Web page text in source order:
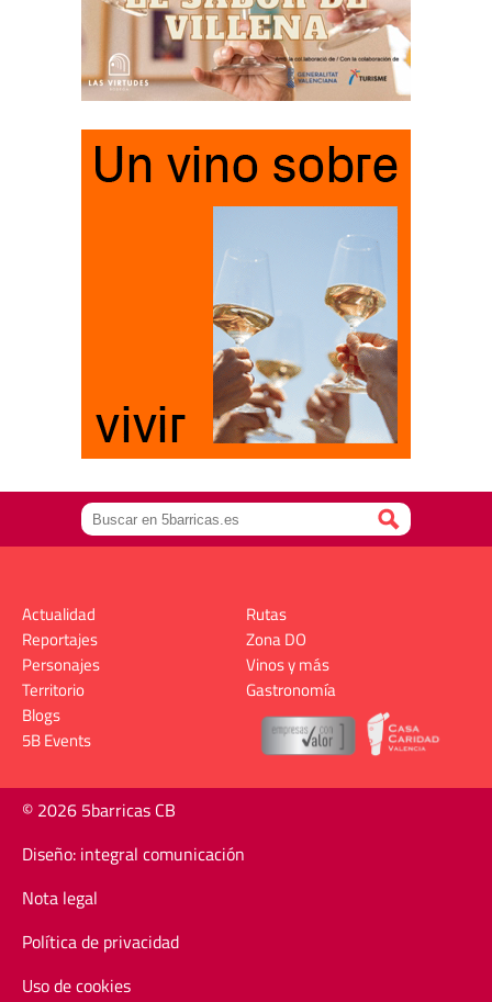
Actualidad
Reportajes
Personajes
Territorio
Rutas
Zona DO
Vinos y más
Gastronomía
Blogs
5B Events
© 2026 5barricas CB
Diseño: integral comunicación
Nota legal
Política de privacidad
Uso de cookies